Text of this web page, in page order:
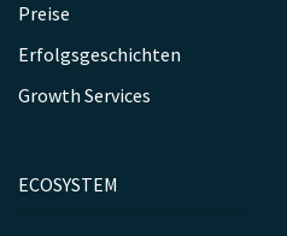
Preise
Erfolgsgeschichten
Growth Services
ECOSYSTEM